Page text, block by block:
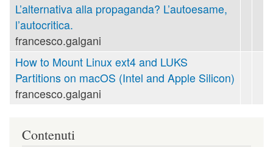
L’alternativa alla propaganda? L’autoesame,
l’autocritica.
francesco.galgani
How to Mount Linux ext4 and LUKS
Partitions on macOS (Intel and Apple Silicon)
francesco.galgani
Contenuti